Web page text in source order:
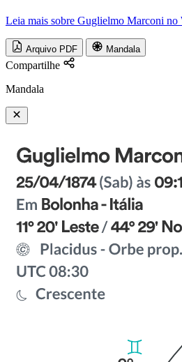
Leia mais sobre Guglielmo Marconi no
Arquivo PDF Mandala
Compartilhe
Mandala